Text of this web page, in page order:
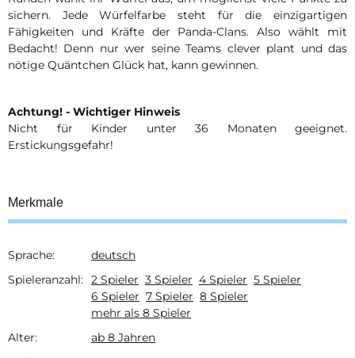
sichern. Jede Würfelfarbe steht für die einzigartigen
Fähigkeiten und Kräfte der Panda-Clans. Also wählt mit
Bedacht! Denn nur wer seine Teams clever plant und das
nötige Quäntchen Glück hat, kann gewinnen.
Achtung! - Wichtiger Hinweis
Nicht für Kinder unter 36 Monaten geeignet.
Erstickungsgefahr!
Merkmale
Produkteigenschaft
Wert
Sprache:
deutsch
Spieleranzahl: 2 Spieler 3 Spieler 4 Spieler 5 Spieler
6 Spieler 7 Spieler 8 Spieler
mehr als 8 Spieler
Alter:
ab 8 Jahren